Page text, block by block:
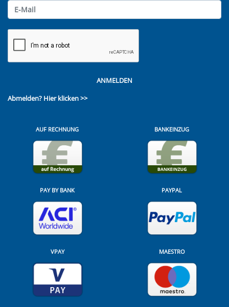
ANMELDEN
Abmelden? Hier klicken >>
AUF RECHNUNG BANKEINZUG
PAY BY BANK PAYPAL
VPAY MAESTRO